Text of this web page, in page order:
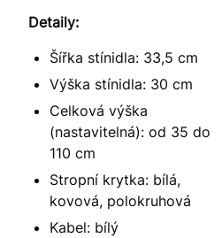
Detaily:
Šířka stínidla: 33,5 cm
Výška stínidla: 30 cm
Celková výška
(nastavitelná): od 35 do
110 cm
Stropní krytka: bílá,
kovová, polokruhová
Kabel: bílý